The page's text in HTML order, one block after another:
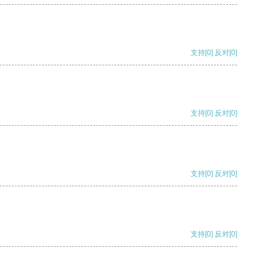
支持[0] 反对[0]
支持[0] 反对[0]
支持[0] 反对[0]
支持[0] 反对[0]